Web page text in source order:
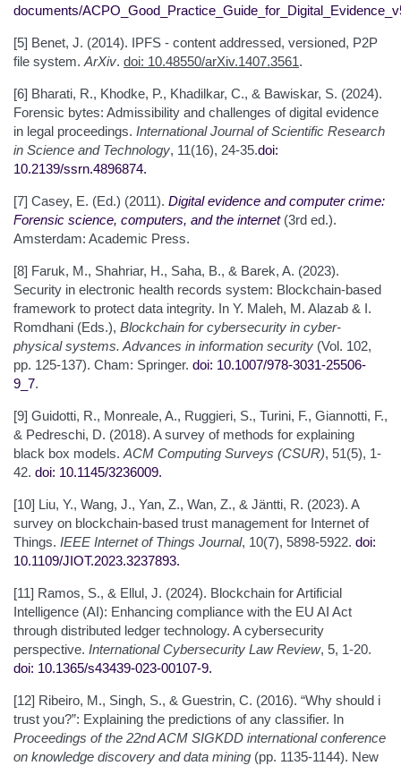
documents/
[5] Benet, J. (2014). IPFS - content addressed, versioned, P2P
file system. ArXiv. doi: 10.48550/arXiv.1407.3561.
[6] Bharati, R., Khodke, P., Khadilkar, C., & Bawiskar, S. (2024).
Forensic bytes: Admissibility and challenges of digital evidence
in legal proceedings. International Journal of Scientific Research
in Science and Technology, 11(16), 24-35.doi:
10.2139/ssrn.4896874.
[7] Casey, E. (Ed.) (2011). Digital evidence and computer crime:
Forensic science, computers, and the internet(3rd ed.).
Amsterdam: Academic Press.
[8] Faruk, M., Shahriar, H., Saha, B., & Barek, A. (2023).
Security in electronic health records system: Blockchain-based
framework to protect data integrity. In Y. Maleh, M. Alazab & I.
Romdhani (Eds.), Blockchain for cybersecurity in cyber-
physical systems. Advances in information security (Vol. 102,
pp. 125-137). Cham: Springer. doi: 10.1007/978-3031-25506-
9_7.
[9] Guidotti, R., Monreale, A., Ruggieri, S., Turini, F., Giannotti, F.,
& Pedreschi, D. (2018). A survey of methods for explaining
black box models. ACM Computing Surveys (CSUR), 51(5), 1-
42. doi: 10.1145/3236009.
[10] Liu, Y., Wang, J., Yan, Z., Wan, Z., & Jäntti, R. (2023). A
survey on blockchain-based trust management for Internet of
Things. IEEE Internet of Things Journal, 10(7), 5898-5922. doi:
10.1109/JIOT.2023.3237893.
[11] Ramos, S., & Ellul, J. (2024). Blockchain for Artificial
Intelligence (AI): Enhancing compliance with the EU AI Act
through distributed ledger technology. A cybersecurity
perspective. International Cybersecurity Law Review, 5, 1-20.
doi: 10.1365/s43439-023-00107-9.
[12] Ribeiro, M., Singh, S., & Guestrin, C. (2016). “Why should i
trust you?”: Explaining the predictions of any classifier. In
Proceedings of the 22nd ACM SIGKDD international conference
on knowledge discovery and data mining (pp. 1135-1144). New